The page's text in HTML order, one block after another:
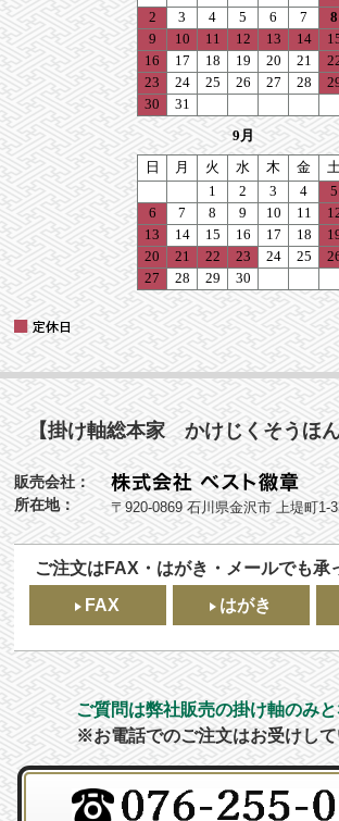
【掛け軸総本家 かけじくそうほ
販売会社：
所在地：
〒920-0869 石川県金沢市 上堤町1-
ご注文はFAX・はがき・メールでも承
FAX
はがき
ご質問は弊社販売の掛け軸のみ
※お電話でのご注文はお受けし